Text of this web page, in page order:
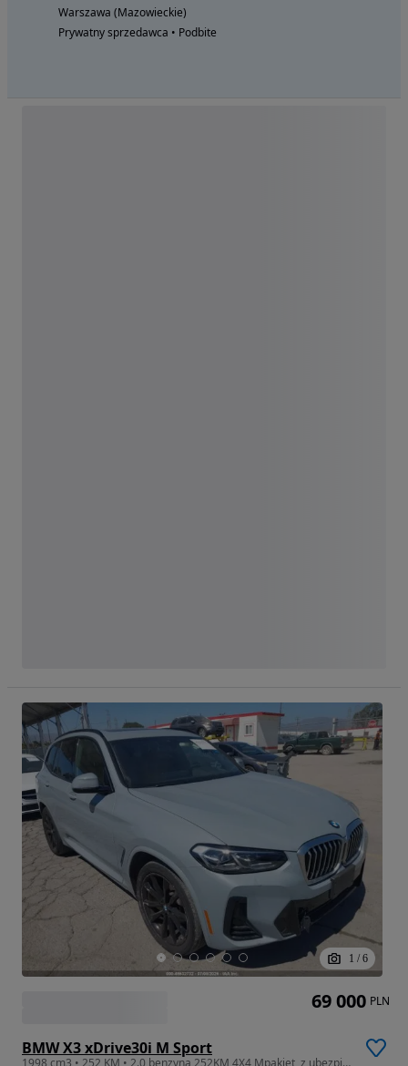
Warszawa (Mazowieckie)
Prywatny sprzedawca • Podbite
1 / 6
BMW X3 xDrive30i M Sport
1998 cm3 • 252 KM • 2.0 benzyna 252KM 4X4 Mpakiet, z ubezpieczalni
69 000 PLN